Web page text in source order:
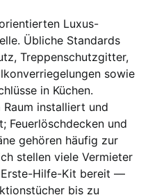
Luxus-
Übliche Standards
Treppenschutzgitter,
sowie
in Küchen.
Raum installiert und
Feuerlöschdecken und
gehören häufig zur
stellen viele Vermieter
Hilfe-Kit bereit —
bis zu